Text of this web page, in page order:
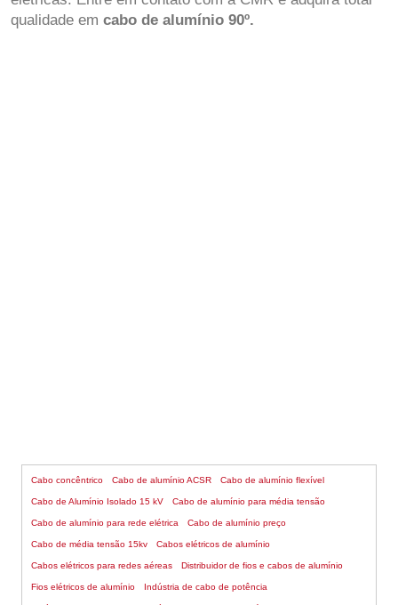
qualidade em cabo de alumínio 90º.
Cabo concêntrico Cabo de alumínio ACSR Cabo de alumínio flexível
Cabo de Alumínio Isolado 15 kV Cabo de alumínio para média tensão
Cabo de alumínio para rede elétrica Cabo de alumínio preço
Cabo de média tensão 15kv Cabos elétricos de alumínio
Cabos elétricos para redes aéreas Distribuidor de fios e cabos de alumínio
Fios elétricos de alumínio Indústria de cabo de potência